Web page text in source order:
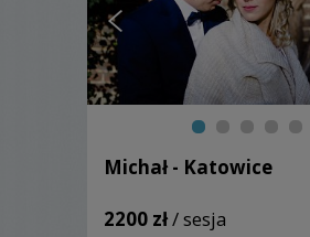
Michał - Katowice
2200 zł/ sesja